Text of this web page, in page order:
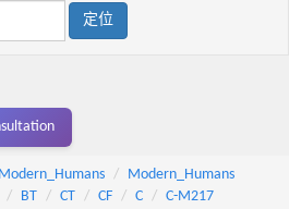
Modern_Humans
BT CT CF C
C-M217